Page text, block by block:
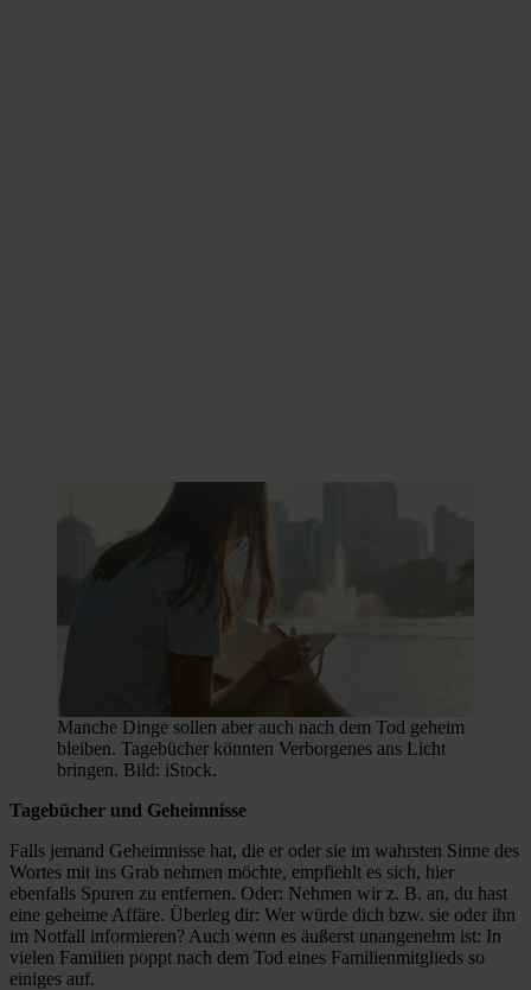
Manche Dinge sollen aber auch nach dem Tod geheim
bleiben. Tagebücher könnten Verborgenes ans Licht
bringen. Bild: iStock.
Tagebücher und Geheimnisse
Falls jemand Geheimnisse hat, die er oder sie im wahrsten Sinne des
Wortes mit ins Grab nehmen möchte, empfiehlt es sich, hier
ebenfalls Spuren zu entfernen. Oder: Nehmen wir z. B. an, du hast
eine geheime Affäre. Überleg dir: Wer würde dich bzw. sie oder ihn
im Notfall informieren? Auch wenn es äußerst unangenehm ist: In
vielen Familien poppt nach dem Tod eines Familienmitglieds so
einiges auf.